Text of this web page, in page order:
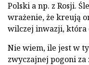
Polski a np. z Rosji.
wrażenie, że kreują
wilczej inwazji, która
Nie wiem, ile jest w
zwyczajnej pogoni za